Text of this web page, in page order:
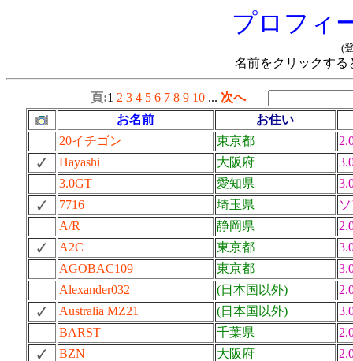
プロフィ
(
名前をクリックする
頁:1 2 3 4 5 6 7 8 9 10 ... 次へ
お名前
お住い
20イチゴン
東京都
Hayashi
大阪府
3.0GT
愛知県
7716
埼玉県
A/R
静岡県
A2C
東京都
AGOBAC109
東京都
Alexander032
(日本国以外)
Australia MZ21
(日本国以外)
BARST
千葉県
BZN
大阪府